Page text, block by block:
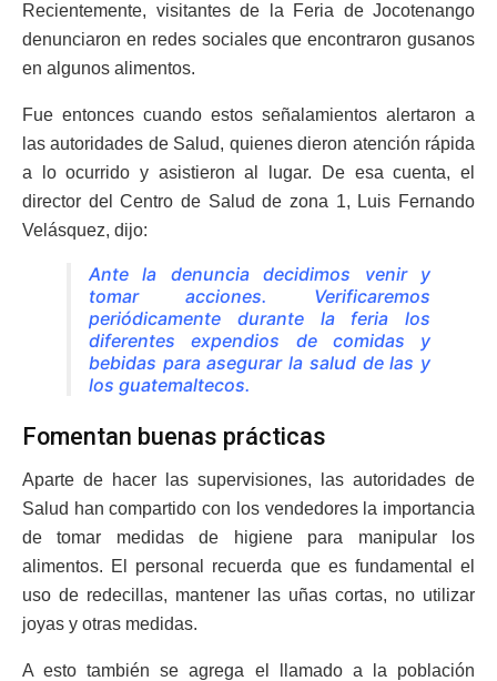
Recientemente, visitantes de la Feria de Jocotenango
denunciaron en redes sociales que encontraron gusanos
en algunos alimentos.
Fue entonces cuando estos señalamientos alertaron a
las autoridades de Salud, quienes dieron atención rápida
a lo ocurrido y asistieron al lugar. De esa cuenta, el
director del Centro de Salud de zona 1, Luis Fernando
Velásquez, dijo:
Ante la denuncia decidimos venir y
tomar acciones. Verificaremos
periódicamente durante la feria los
diferentes expendios de comidas y
bebidas para asegurar la salud de las y
los guatemaltecos.
Fomentan buenas prácticas
Aparte de hacer las supervisiones, las autoridades de
Salud han compartido con los vendedores la importancia
de tomar medidas de higiene para manipular los
alimentos. El personal recuerda que es fundamental el
uso de redecillas, mantener las uñas cortas, no utilizar
joyas y otras medidas.
A esto también se agrega el llamado a la población